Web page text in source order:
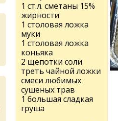
1 ст.л. сметаны 15%
жирности
1 столовая ложка
муки
1 столовая ложка
коньяка
2 щепотки соли
треть чайной ложки
смеси любимых
сушеных трав
1 большая сладкая
груша